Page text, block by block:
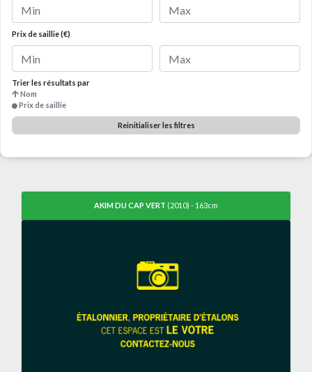
Prix de saillie (€)
Trier les résultats par
Nom
Prix de saillie
Reinitialiser les filtres
AKIM DU CAP VERT (2010) - 163cm